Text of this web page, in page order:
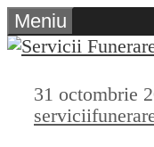
Sari
la
conținut
Meniu
31 octombrie